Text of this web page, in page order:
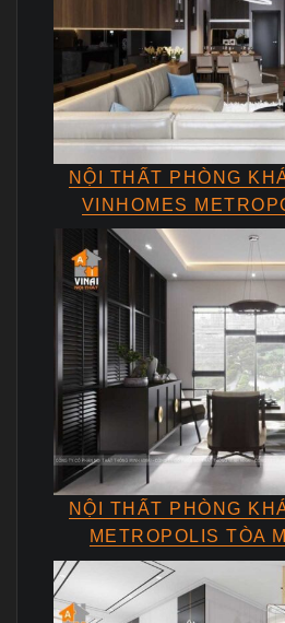
NỘI THẤT PHÒNG
VINHOMES
NỘI THẤT PHÒNG
METROPOLIS TÒA